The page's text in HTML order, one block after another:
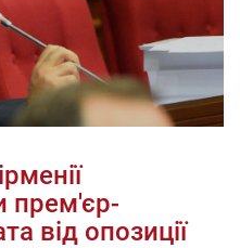
прем'єр-
від опозиції